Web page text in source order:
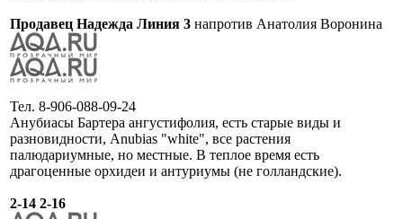
Продавец Надежда Линия 3 напротив Анатолия Воронина
Тел. 8-906-088-09-24
Анубиасы Бартера ангустифолия, есть старые виды и
разновидности, Anubias "white", все растения
палюдариумные, но местные. В теплое время есть
драгоценные орхидеи и антуриумы (не голландские).
2-14 2-16